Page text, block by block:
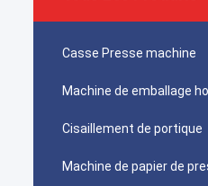
Casse Presse machine
Machine de emballage
Cisaillement de portique
Machine de papier de